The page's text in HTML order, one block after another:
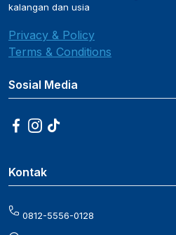
kalangan dan usia
Privacy & Policy
Terms & Conditions
Sosial Media
Kontak
0812-5556-0128